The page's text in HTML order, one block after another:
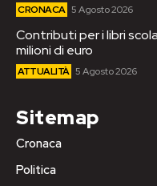
CRONACA 5 Agosto 2026
Contributi per i libri
milioni di euro
ATTUALITÀ 5 Agosto 2026
Sitemap
Cronaca
Politica